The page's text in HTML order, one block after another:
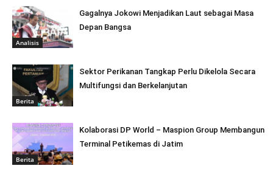
Analisis
Gagalnya Jokowi Menjadikan Laut sebagai Masa
Depan Bangsa
Berita
Sektor Perikanan Tangkap Perlu Dikelola Secara
Multifungsi dan Berkelanjutan
Berita
Kolaborasi DP World – Maspion Group Membangun
Terminal Petikemas di Jatim